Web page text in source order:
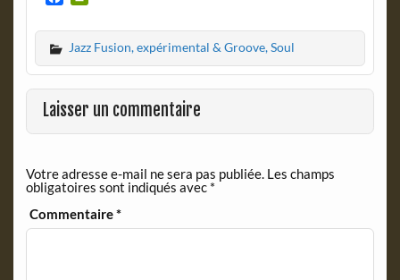
c
e
b
o
o
k
i
n
t
F
r
e
d
l
y
Jazz Fusion, expérimental & Groove, Soul
Laisser un commentaire
Votre adresse e-mail ne sera pas publiée. Les champs
obligatoires sont indiqués avec *
Commentaire*